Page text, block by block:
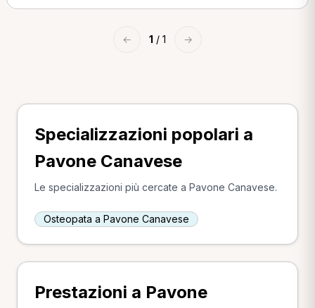
← 1 / 1 →
Specializzazioni popolari a
Pavone Canavese
Le specializzazioni più cercate a Pavone Canavese.
Osteopata a Pavone Canavese
Prestazioni a Pavone